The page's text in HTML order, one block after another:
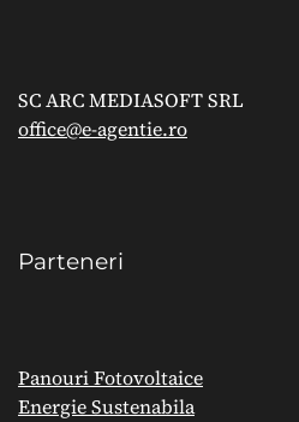
SC ARC MEDIASOFT SRL
office@e-agentie.ro
Parteneri
Panouri Fotovoltaice
Energie Sustenabila